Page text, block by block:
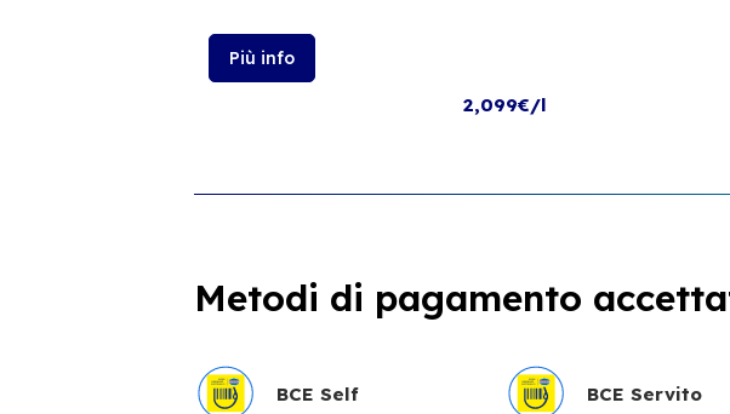
Più info
2,099€/l
Metodi di pagamento
BCE Self BCE Servito